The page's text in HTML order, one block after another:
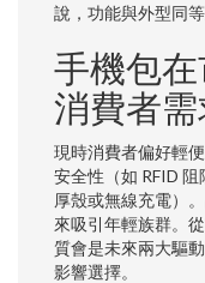
說，功能與外型同等
手機包
消費者
現時消費者偏好輕
安全性（如 RFID
厚殼或無線充電）
來吸引年輕族群。
質會是未來兩大驅
影響選擇。